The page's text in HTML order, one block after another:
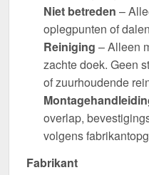
Niet betreden –
oplegpunten of
Reiniging – Alleen
zachte doek. Geen
of zuurhoudende
overlap,
volgens
Fabrikant